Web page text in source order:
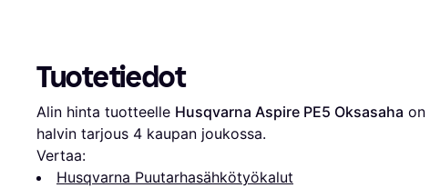
Tuotetiedot
Alin hinta tuotteelle Husqvarna Aspire PE5 Oksasaha on
halvin tarjous 4 kaupan joukossa.
Vertaa:
Husqvarna Puutarhasähkötyökalut